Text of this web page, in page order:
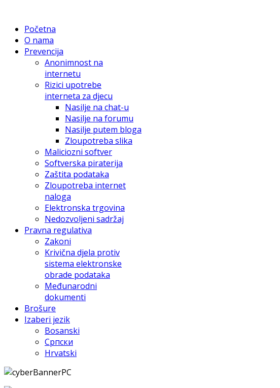
Početna
O nama
Prevencija
Anonimnost na
internetu
Rizici upotrebe
interneta za djecu
Nasilje na chat-u
Nasilje na forumu
Nasilje putem bloga
Zloupotreba slika
Maliciozni softver
Softverska piraterija
Zaštita podataka
Zloupotreba internet
naloga
Elektronska trgovina
Nedozvoljeni sadržaj
Pravna regulativa
Zakoni
Krivična djela protiv
sistema elektronske
obrade podataka
Međunarodni
dokumenti
Brošure
Izaberi jezik
Bosanski
Српски
Hrvatski